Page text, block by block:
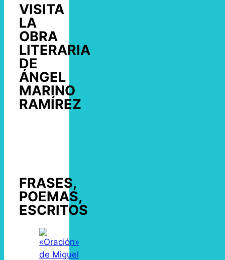
VISITA
LA
OBRA
LITERARIA
DE
ÁNGEL
MARINO
RAMÍREZ
FRASES,
POEMAS,
ESCRITOS